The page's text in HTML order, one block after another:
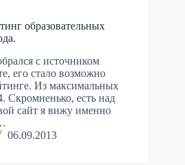
образовательных
с источником
его стало возможно
Из максимальных
Скромненько, есть над
сайт я вижу именно
06.09.2013